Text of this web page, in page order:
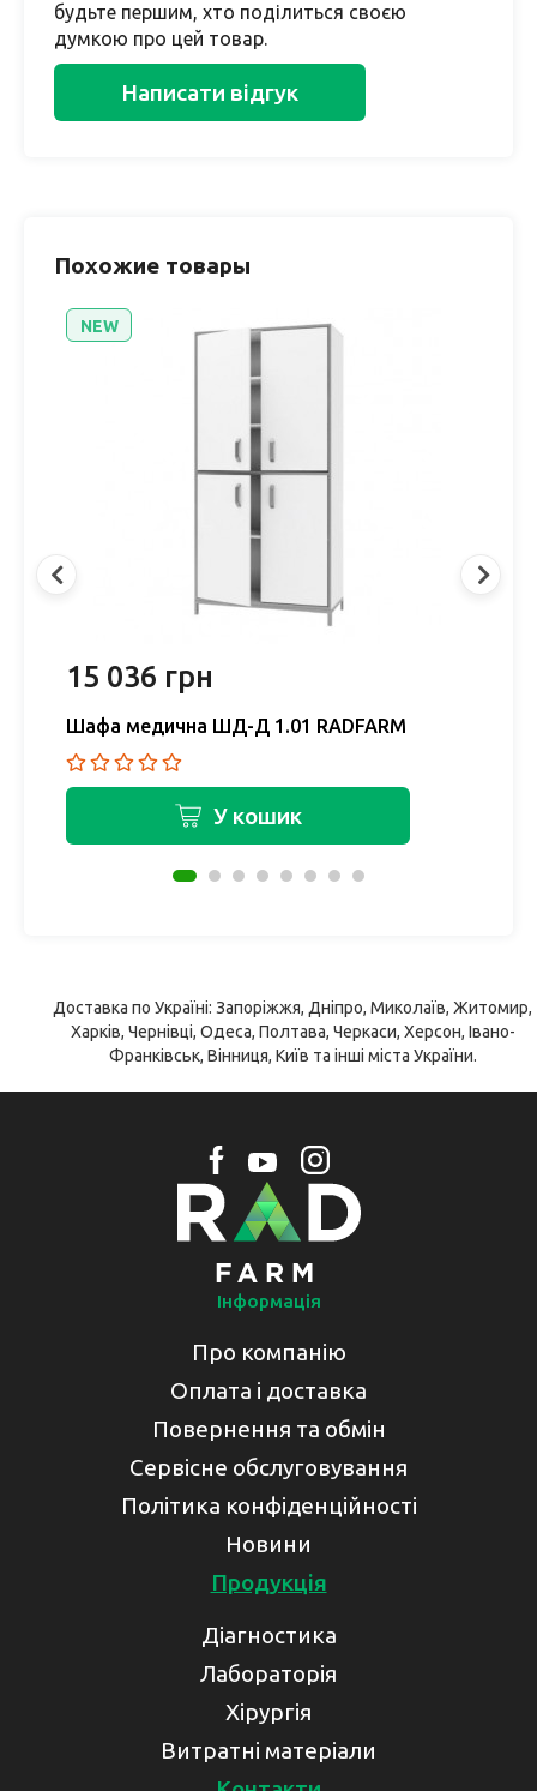
будьте першим, хто поділиться своєю
думкою про цей товар.
Написати відгук
Похожие товары
NEW
15 036 грн
Шафа медична ШД-Д 1.01 RADFARM
У кошик
Доставка по Україні: Запоріжжя, Дніпро, Миколаїв, Житомир,
Харків, Чернівці, Одеса, Полтава, Черкаси, Херсон, Івано-
Франківськ, Вінниця, Київ та інші міста України.
Інформація
Про компанію
Оплата і доставка
Повернення та обмін
Сервісне обслуговування
Політика конфіденційності
Новини
Продукція
Діагностика
Лабораторія
Хірургія
Витратні матеріали